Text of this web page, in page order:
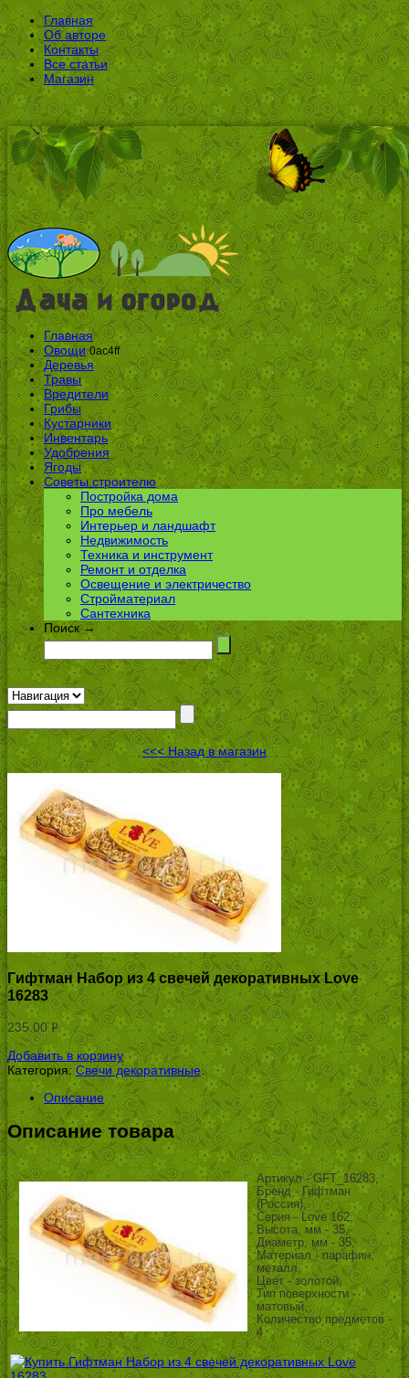
Главная
Об авторе
Контакты
Все статьи
Магазин
Главная
Овощи 0ac4ff
Деревья
Травы
Вредители
Грибы
Кустарники
Инвентарь
Удобрения
Ягоды
Советы строителю
Постройка дома
Про мебель
Интерьер и ландшафт
Недвижимость
Техника и инструмент
Ремонт и отделка
Освещение и электричество
Стройматериал
Сантехника
Поиск →
<<< Назад в магазин
Гифтман Набор из 4 свечей декоративных Love
16283
235.00Р
УБ.
Добавить в корзину
Категория: Свечи декоративные.
Описание
Описание товара
Артикул - GFT_16283,
Бренд - Гифтман
(Россия),
Серия - Love 162,
Высота, мм - 35,
Диаметр, мм - 35,
Материал - парафин,
металл,
Цвет - золотой,
Тип поверхности -
матовый,
Количество предметов -
4